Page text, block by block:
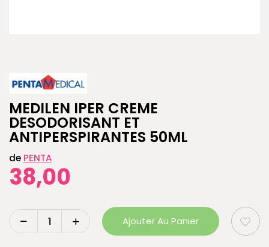
MEDILEN IPER CREME
DESODORISANT ET
ANTIPERSPIRANTES 50ML
de PENTA
38,00
Ajouter Au Panier